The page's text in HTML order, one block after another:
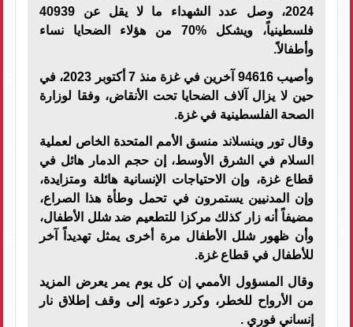
2024، وصل عدد الشهداء ما لا يقل عن 40939
فلسطينياً، ويشكل %70 من هؤلاء الضحايا نساء
وأطفالاً.
وأصيب 94616 آخرين في غزة منذ 7 أكتوبر 2023، في
حين لا يزال آلاف الضحايا تحت الأنقاض، وفقا لوزارة
الصحة الفلسطينية في غزة.
وقال تور وينسلاند منسق الأمم المتحدة الخاص لعملية
السلام في الشرق الأوسط، إن حجم الدمار هائل في
قطاع غزة، وإن الاحتياجات الإنسانية هائلة ومتزايدة،
وإن المدنيين يستمرون في تحمل وطأة هذا الصراع،
مضيفاً أنه زار كذلك مركزا للتطعيم ضد شلل الأطفال،
وأن ظهور شلل الأطفال مرة أخرى يمثل تهديداً آخر
للأطفال في قطاع غزة.
وقال المسؤول الأممي إن كل يوم يمر يعرض المزيد
من الأرواح للخطر، وكرر دعوته إلى وقف إطلاق نار
إنساني فوري .